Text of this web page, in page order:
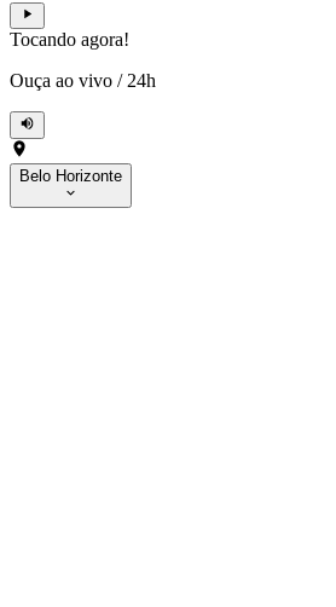
Tocando agora!
Ouça ao vivo / 24h
Belo Horizonte